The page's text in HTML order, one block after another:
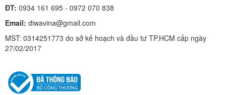
ĐT: 0934 161 695 - 0972 070 838
Email: diwavina@gmail.com
MST: 0314251773 do sở kế hoạch và đầu tư TP.HCM cấp ngày
27/02/2017